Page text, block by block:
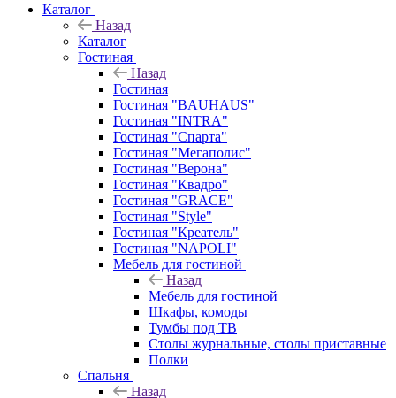
Каталог
Назад
Каталог
Гостиная
Назад
Гостиная
Гостиная "BAUHAUS"
Гостиная "INTRA"
Гостиная "Спарта"
Гостиная "Мегаполис"
Гостиная "Верона"
Гостиная "Квадро"
Гостиная "GRACE"
Гостиная "Style"
Гостиная "Креатель"
Гостиная "NAPOLI"
Мебель для гостиной
Назад
Мебель для гостиной
Шкафы, комоды
Тумбы под ТВ
Столы журнальные, столы приставные
Полки
Спальня
Назад